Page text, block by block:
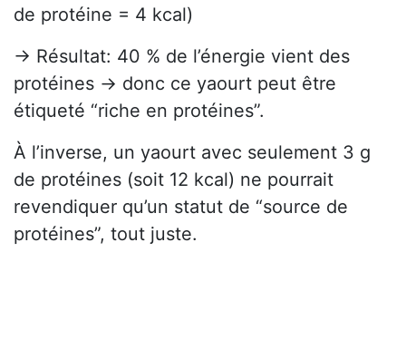
de protéine = 4 kcal)
→ Résultat: 40 % de l’énergie vient des
protéines → donc ce yaourt peut être
étiqueté “riche en protéines”.
À l’inverse, un yaourt avec seulement 3 g
de protéines (soit 12 kcal) ne pourrait
revendiquer qu’un statut de “source de
protéines”, tout juste.